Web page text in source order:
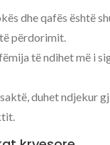
dhe qafës është
përdorimit.
të ndihet më i
duhet ndjekur